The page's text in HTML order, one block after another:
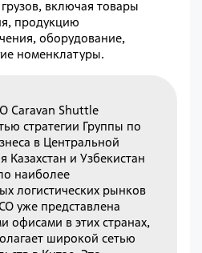
включая товары
продукцию
оборудование,
номенклатуры.
Caravan Shuttle
стратегии Группы по
в Центральной
Казахстан и Узбекистан
наиболее
логистических рынков
уже представлена
офисами в этих странах,
широкой сетью